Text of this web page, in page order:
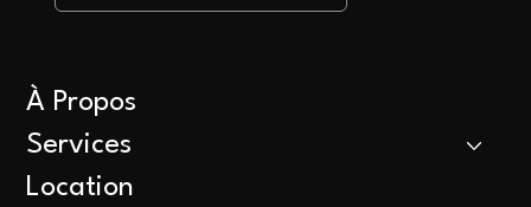
À Propos
Services
Location